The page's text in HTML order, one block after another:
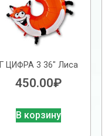
Г ЦИФРА 3 36″ Лиса
450.00₽
В корзину